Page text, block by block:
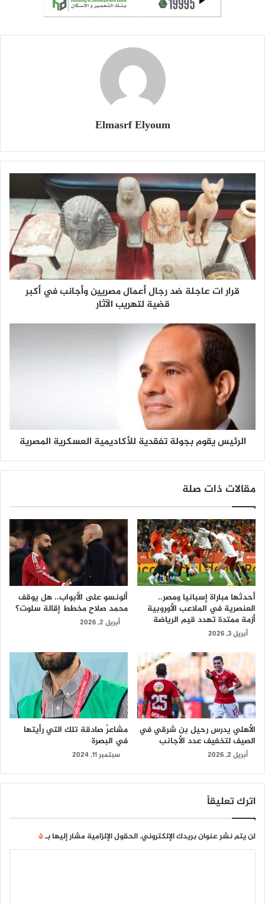
Elmasrf Elyoum
قرار ات عاجلة ضد رجال أعمال مصريين وأجانب في أكبر
قضية لتهريب الآثار
الرئيس يقوم بجولة تفقدية للأكاديمية العسكرية المصرية
مقالات ذات صلة
أحدثها مباراة إسبانيا ومصر..
العنصرية في الملاعب الأوروبية
أزمة ممتدة تهدد قيم الرياضة
أبريل 3, 2026
ألونسو على الأبواب.. هل يوقف
محمد صلاح مخطط إقالة سلوت؟
أبريل 2, 2026
الأهلي يدرس رحيل بن شرقي في
الصيف لتخفيف عدد الأجانب
أبريل 2, 2026
مشاعرٌ صادقة تلك التي رأيتها
في البصرة
سبتمبر 11, 2024
اترك تعليقاً
لن يتم نشر عنوان بريدك الإلكتروني.الحقول الإلزامية مشار إليها بـ*